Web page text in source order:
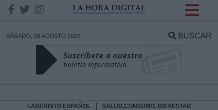
SÁBADO, 08 AGOSTO 2026 BUSCAR
LABERINTO ESPAÑOL SALUD,CONSUMO, BIENESTAR
DATOS
Responsable: